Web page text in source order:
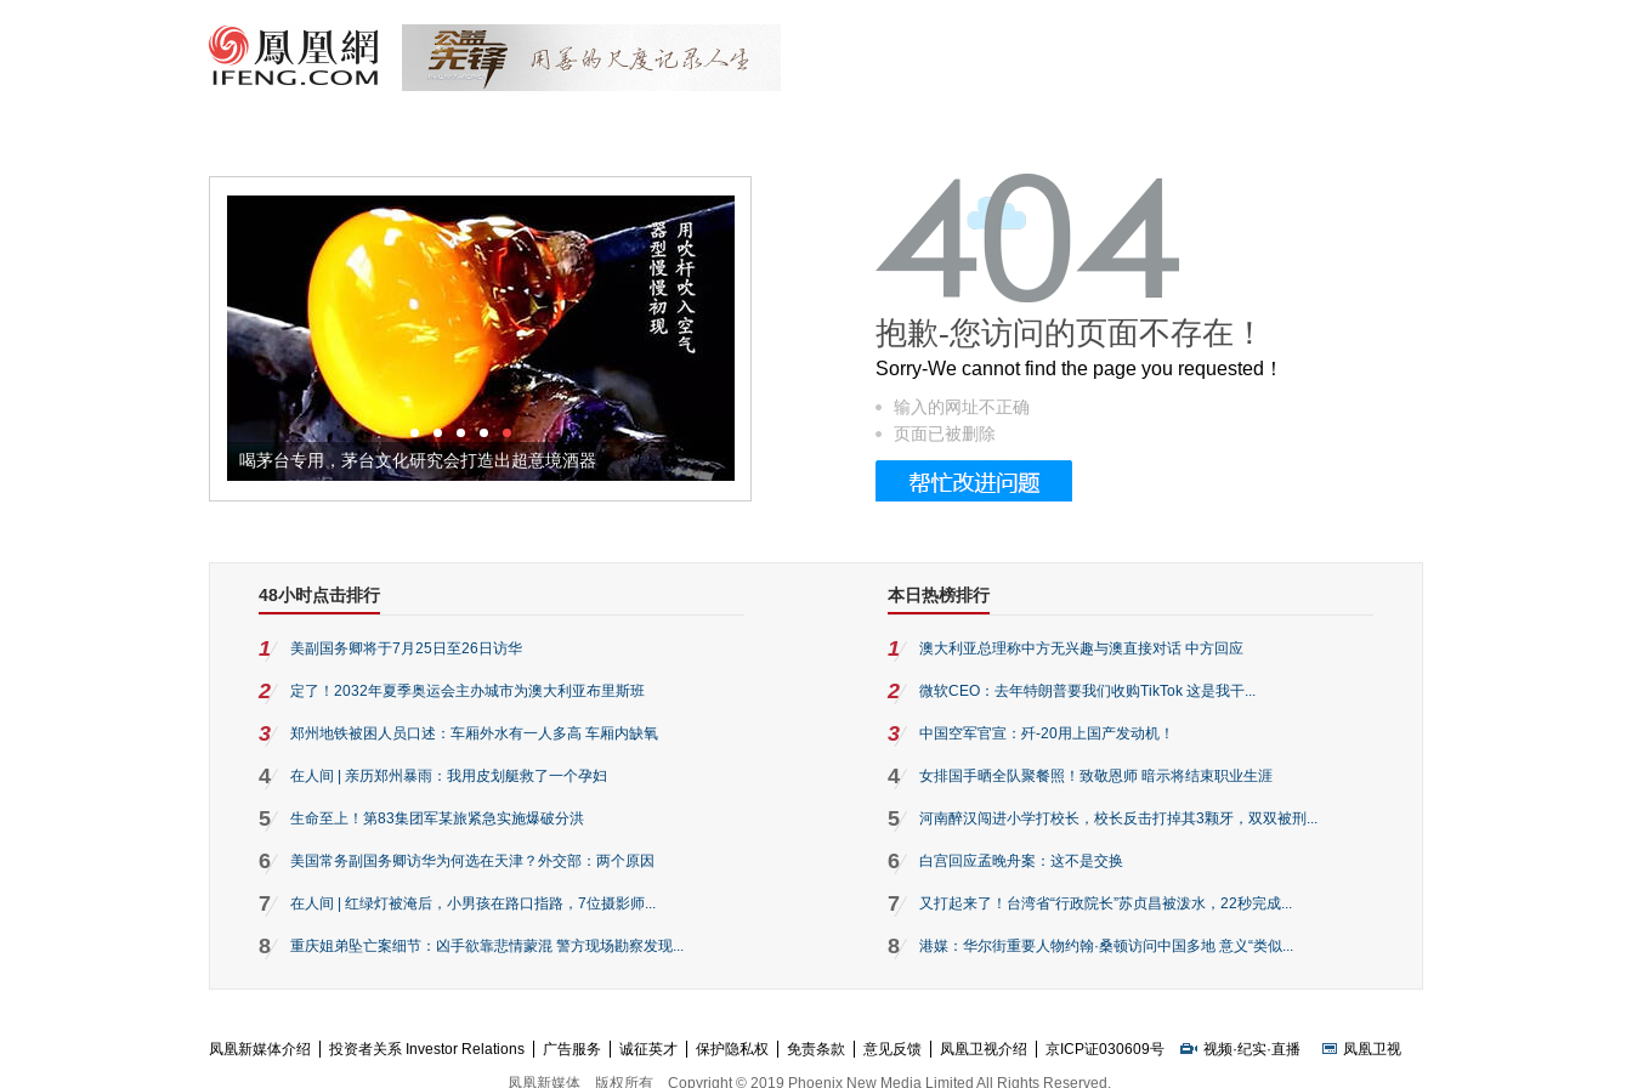
喝茅台专用，茅台文化研究会打造出超意境酒器 让身体更健康的黄金亚麻籽，我们把它加到了牛轧糖里
抱歉-您访问的页面不存在！
Sorry-We cannot find the page you requested！
输入的网址不正确
页面已被删除
48小时点击排行
1 美副国务卿将于7月25日至26日访华
2 定了！2032年夏季奥运会主办城市为澳大利亚布里斯班
3 郑州地铁被困人员口述：车厢外水有一人多高 车厢内缺氧
4 在人间 | 亲历郑州暴雨：我用皮划艇救了一个孕妇
5 生命至上！第83集团军某旅紧急实施爆破分洪
6 美国常务副国务卿访华为何选在天津？外交部：两个原因
7 在人间 | 红绿灯被淹后，小男孩在路口指路，7位摄影师...
8 重庆姐弟坠亡案细节：凶手欲靠悲情蒙混 警方现场勘察发现...
本日热榜排行
1 澳大利亚总理称中方无兴趣与澳直接对话 中方回应
2 微软CEO：去年特朗普要我们收购TikTok 这是我干...
3 中国空军官宣：歼-20用上国产发动机！
4 女排国手晒全队聚餐照！致敬恩师 暗示将结束职业生涯
5 河南醉汉闯进小学打校长，校长反击打掉其3颗牙，双双被刑...
6 白宫回应孟晚舟案：这不是交换
7 又打起来了！台湾省“行政院长”苏贞昌被泼水，22秒完成...
8 港媒：华尔街重要人物约翰·桑顿访问中国多地 意义“类似...
凤凰新媒体介绍 投资者关系 Investor Relations 广告服务 诚征英才 保护隐私权 免责条款 意见反馈 凤凰卫视介绍 京ICP证030609号 视频·纪实·直播
凤凰卫视
凤凰新媒体
版权所有 Copyright © 2019 Phoenix New Media Limited All Rights Reserved.